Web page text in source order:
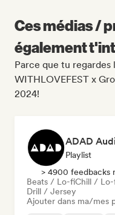
Ces médias /
également
Parce que tu
WITHLOVEFEST x
2024!
ADAD
Playlist
> 4900 feedbacks
Beats / Lo-fiChill /
Drill / Jersey
Ajouter dans ma/mes